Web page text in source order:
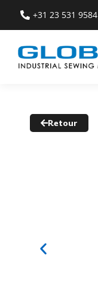
+31 23 531 9584
Retour